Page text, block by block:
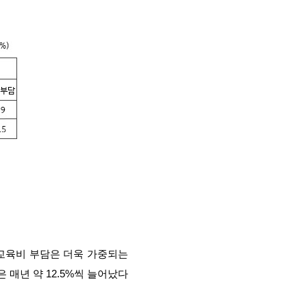
육비 부담은 더욱 가중되는
매년 약 12.5%씩 늘어났다